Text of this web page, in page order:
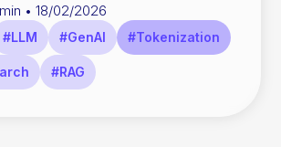
min •18/02/2026
#LLM #GenAI #Tokenization
#RAG